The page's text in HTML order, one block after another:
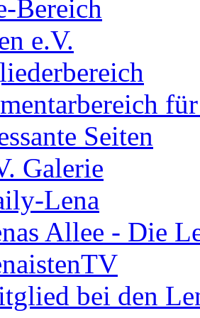
Bereich
e.V.
Seiten
Galerie
Lena
Allee - Die
bei den